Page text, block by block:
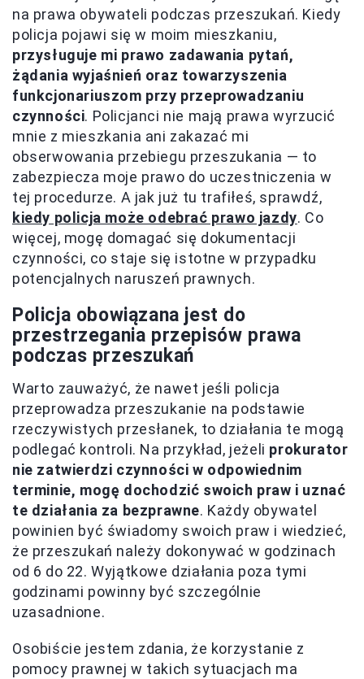
na prawa obywateli podczas przeszukań. Kiedy
policja pojawi się w moim mieszkaniu,
przysługuje mi prawo zadawania pytań,
żądania wyjaśnień oraz towarzyszenia
funkcjonariuszom przy przeprowadzaniu
czynności. Policjanci nie mają prawa wyrzucić
mnie z mieszkania ani zakazać mi
obserwowania przebiegu przeszukania — to
zabezpiecza moje prawo do uczestniczenia w
tej procedurze. A jak już tu trafiłeś, sprawdź,
kiedy policja może odebrać prawo jazdy. Co
więcej, mogę domagać się dokumentacji
czynności, co staje się istotne w przypadku
potencjalnych naruszeń prawnych.
Policja obowiązana jest do
przestrzegania przepisów prawa
podczas przeszukań
Warto zauważyć, że nawet jeśli policja
przeprowadza przeszukanie na podstawie
rzeczywistych przesłanek, to działania te mogą
podlegać kontroli. Na przykład, jeżeli prokurator
nie zatwierdzi czynności w odpowiednim
terminie, mogę dochodzić swoich praw i uznać
te działania za bezprawne. Każdy obywatel
powinien być świadomy swoich praw i wiedzieć,
że przeszukań należy dokonywać w godzinach
od 6 do 22. Wyjątkowe działania poza tymi
godzinami powinny być szczególnie
uzasadnione.
Osobiście jestem zdania, że korzystanie z
pomocy prawnej w takich sytuacjach ma